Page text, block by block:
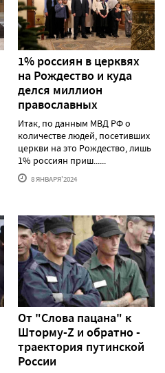
1% россиян в церквях
на Рождество и куда
делся миллион
православных
Итак, по данным МВД РФ о
количестве людей, посетивших
церкви на это Рождество, лишь
1% россиян приш......
8 ЯНВАРЯ'2024
От "Слова пацана" к
Шторму-Z и обратно -
траектория путинской
России